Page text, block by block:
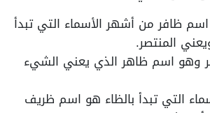
ظافر من أشهر الأسماء التي تبدأ
المنتصر.
وهو اسم ظاهر الذي يعني الشيء
التي تبدأ بالظاء هو اسم ظريف